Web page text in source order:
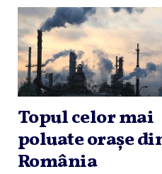
Topul celor mai
poluate oraşe
România